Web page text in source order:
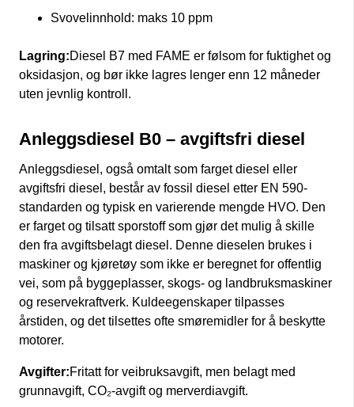
Svovelinnhold: maks 10 ppm
Lagring:Diesel B7 med FAME er følsom for fuktighet og
oksidasjon, og bør ikke lagres lenger enn 12 måneder
uten jevnlig kontroll.
Anleggsdiesel B0 – avgiftsfri diesel
Anleggsdiesel, også omtalt som farget diesel eller
avgiftsfri diesel, består av fossil diesel etter EN 590-
standarden og typisk en varierende mengde HVO. Den
er farget og tilsatt sporstoff som gjør det mulig å skille
den fra avgiftsbelagt diesel. Denne dieselen brukes i
maskiner og kjøretøy som ikke er beregnet for offentlig
vei, som på byggeplasser, skogs- og landbruksmaskiner
og reservekraftverk. Kuldeegenskaper tilpasses
årstiden, og det tilsettes ofte smøremidler for å beskytte
motorer.
Avgifter:Fritatt for veibruksavgift, men belagt med
grunnavgift, CO₂-avgift og merverdiavgift.